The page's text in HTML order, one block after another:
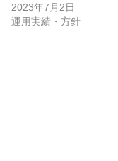
2023年7月2日
運用実績・方針